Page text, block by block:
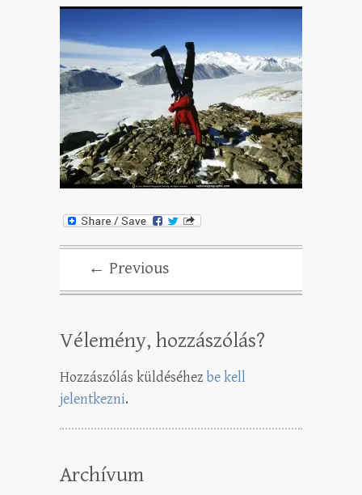
← Previous
Vélemény, hozzászólás?
Hozzászólás küldéséhezbe kell
jelentkezni.
Archívum